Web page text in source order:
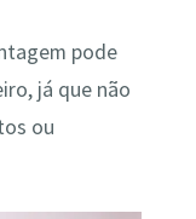
pode
já que não
ou